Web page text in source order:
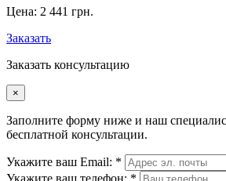
Цена: 2 441 грн.
Заказать
Заказать консультацию
×
Заполните форму ниже и наш
бесплатной консультации.
Укажите ваш Email: *